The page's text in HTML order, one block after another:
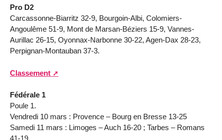
Pro D2
Carcassonne-Biarritz 32-9, Bourgoin-Albi, Colomiers-
Angoulême 51-9, Mont de Marsan-Béziers 15-9, Vannes-
Aurillac 26-15, Oyonnax-Narbonne 30-22, Agen-Dax 28-23,
Perpignan-Montauban 37-3.
Classement
Fédérale 1
Poule 1.
Vendredi 10 mars : Provence – Bourg en Bresse 13-25
Samedi 11 mars : Limoges – Auch 16-20 ; Tarbes – Romans